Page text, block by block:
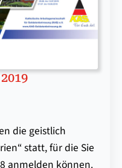
die geistlich
statt, für die Sie
anmelden können.